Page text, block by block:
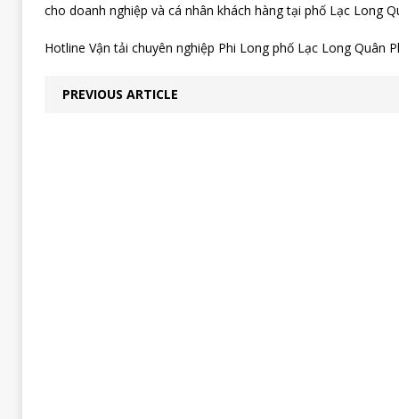
cho doanh nghiệp và cá nhân khách hàng tại phố Lạc Long
Hotline Vận tải chuyên nghiệp Phi Long phố Lạc Long Quân
PREVIOUS ARTICLE